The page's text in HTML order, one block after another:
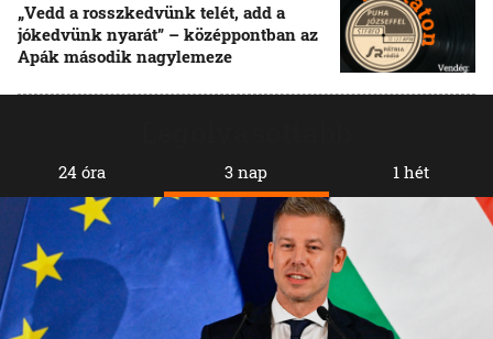
„Vedd a rosszkedvünk telét, add a
jókedvünk nyarát” – középpontban az
Apák második nagylemeze
24 óra 3 nap 1 hét